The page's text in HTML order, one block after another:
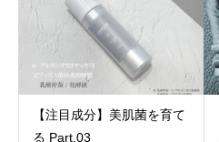
【注目成分】美肌菌を育て
る Part.03